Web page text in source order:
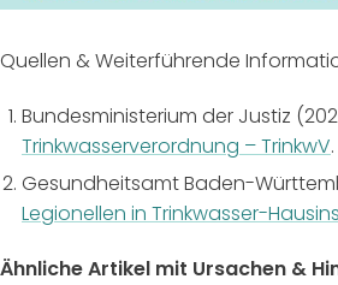
Quellen & Weiterführende
Bundesministerium der Justiz
Trinkwasserverordnung – TrinkwV.
Gesundheitsamt Baden-
Legionellen in Trinkwasser-
Ähnliche Artikel mit Ursachen &